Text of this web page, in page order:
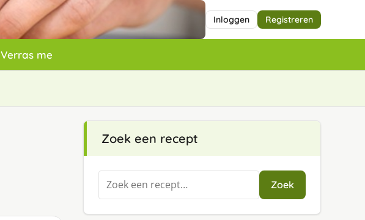
Inloggen Registreren
me
Zoek een recept
Zoeken
naar:
Zoek